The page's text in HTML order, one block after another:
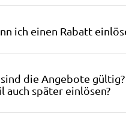
ich einen Rabatt
die Angebote gültig?
auch später einlösen?